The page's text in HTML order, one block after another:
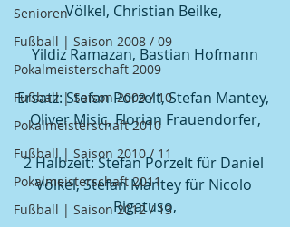
Senioren
Fußball | Saison 2008 / 09
Pokalmeisterschaft 2009
Fußball | Saison 2009 / 10
Pokalmeisterschaft 2010
Fußball | Saison 2010 / 11
Pokalmeisterschaft 2011
Fußball | Saison 2012 / 13
Völkel, Christian Beilke,
Yildiz Ramazan, Bastian Hofmann
Ersatz: Stefan Porzelt, Stefan Mantey,
Oliver Misic, Florian Frauendorfer,
2 Halbzeit: Stefan Porzelt für Daniel
Völkel, Stefan Mantey für Nicolo
Rigatuso,